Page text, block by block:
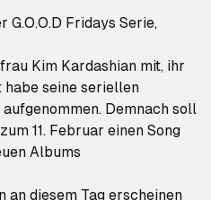
G.O.O.D Fridays Serie,
Kim Kardashian mit, ihr
habe seine seriellen
Demnach soll
11. Februar einen Song
Albums
an diesem Tag erscheinen